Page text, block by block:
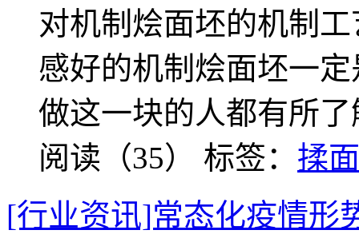
对机制烩面坯的机制
感好的机制烩面坯一
做这一块的人都有所了
阅读（35） 标签： 揉
[行业资讯]常态化疫情形